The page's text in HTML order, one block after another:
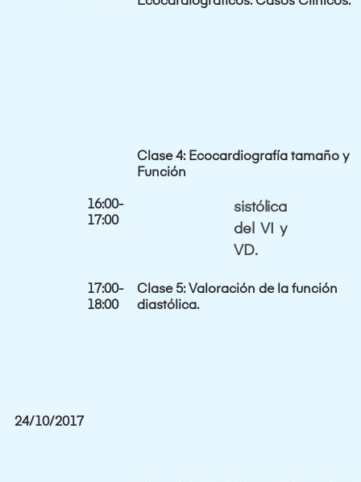
24/10/2017
16:00-
17:00
Clase 4: Ecocardiografía tamaño y
Función
sistólica
del VI y
VD.
17:00-
18:00
Clase 5:Valoración de la función
diastólica.